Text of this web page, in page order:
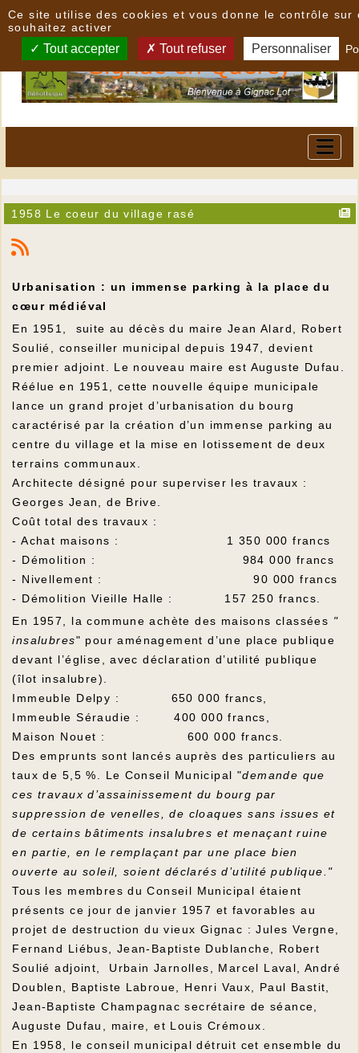
1958 Le coeur du village rasé
Urbanisation : un immense parking à la place du
cœur médiéval
En 1951, suite au décès du maire Jean Alard, Robert
Soulié, conseiller municipal depuis 1947, devient
premier adjoint. Le nouveau maire est Auguste Dufau.
Réélue en 1951, cette nouvelle équipe municipale
lance un grand projet d’urbanisation du bourg
caractérisé par la création d’un immense parking au
centre du village et la mise en lotissement de deux
terrains communaux.
Architecte désigné pour superviser les travaux :
Georges Jean, de Brive.
Coût total des travaux :
- Achat maisons : 1 350 000 francs
- Démolition : 984 000 francs
- Nivellement : 90 000 francs
- Démolition Vieille Halle : 157 250 francs.
En 1957, la commune achète des maisons classées "
insalubres" pour aménagement d’une place publique
devant l’église, avec déclaration d’utilité publique
(îlot insalubre).
Immeuble Delpy : 650 000 francs,
Immeuble Séraudie : 400 000 francs,
Maison Nouet : 600 000 francs.
Des emprunts sont lancés auprès des particuliers au
taux de 5,5 %. Le Conseil Municipal "demande que
ces travaux d’assainissement du bourg par
suppression de venelles, de cloaques sans issues et
de certains bâtiments insalubres et menaçant ruine
en partie, en le remplaçant par une place bien
ouverte au soleil, soient déclarés d’utilité publique."
Tous les membres du Conseil Municipal étaient
présents ce jour de janvier 1957 et favorables au
projet de destruction du vieux Gignac : Jules Vergne,
Fernand Liébus, Jean-Baptiste Dublanche, Robert
Soulié adjoint, Urbain Jarnolles, Marcel Laval, André
Doublen, Baptiste Labroue, Henri Vaux, Paul Bastit,
Jean-Baptiste Champagnac secrétaire de séance,
Auguste Dufau, maire, et Louis Crémoux.
En 1958, le conseil municipal détruit cet ensemble du
Ce site utilise des cookies et vous donne le contrôle sur
souhaitez activer
Tout accepter Tout refuser Personnaliser